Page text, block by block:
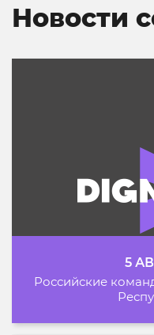
Новости
5
Российские